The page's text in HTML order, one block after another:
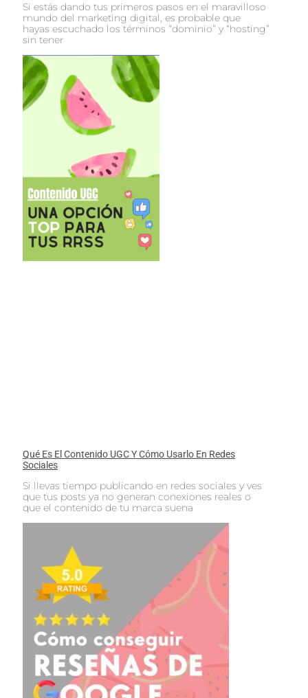
Si estás dando tus primeros pasos en el maravilloso
mundo del marketing digital, es probable que
hayas escuchado los términos “dominio” y “hosting”
sin tener
Qué Es El Contenido UGC Y Cómo Usarlo En Redes
Sociales
Si llevas tiempo publicando en redes sociales y ves
que tus posts ya no generan conexiones reales o
que el contenido de tu marca suena